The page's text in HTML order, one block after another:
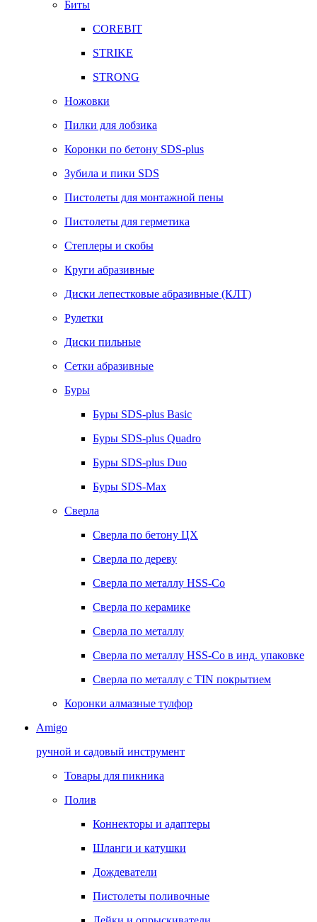
Биты
COREBIT
STRIKE
STRONG
Ножовки
Пилки для лобзика
Коронки по бетону SDS-plus
Зубила и пики SDS
Пистолеты для монтажной пены
Пистолеты для герметика
Степлеры и скобы
Круги абразивные
Диски лепестковые абразивные (КЛТ)
Рулетки
Диски пильные
Сетки абразивные
Буры
Буры SDS-plus Basic
Буры SDS-plus Quadro
Буры SDS-plus Duo
Буры SDS-Max
Сверла
Сверла по бетону ЦХ
Сверла по дереву
Сверла по металлу HSS-Co
Сверла по керамике
Сверла по металлу
Сверла по металлу HSS-Co в инд. упаковке
Сверла по металлу с TIN покрытием
Коронки алмазные тулфор
Amigo
ручной и садовый инструмент
Товары для пикника
Полив
Коннекторы и адаптеры
Шланги и катушки
Дождеватели
Пистолеты поливочные